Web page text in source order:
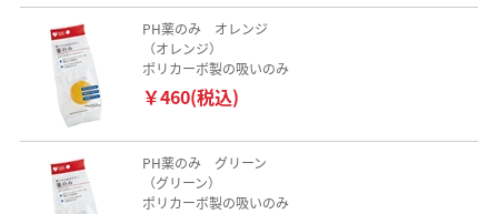
PH薬のみ オレンジ
（オレンジ）
ポリカーボ製の吸いのみ
￥460(税込)
PH薬のみ グリーン
（グリーン）
ポリカーボ製の吸いのみ